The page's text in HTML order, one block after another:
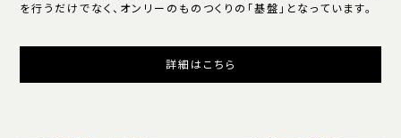
を行うだけでなく、オンリーのものつくりの「基盤」となっています。
詳細はこちら